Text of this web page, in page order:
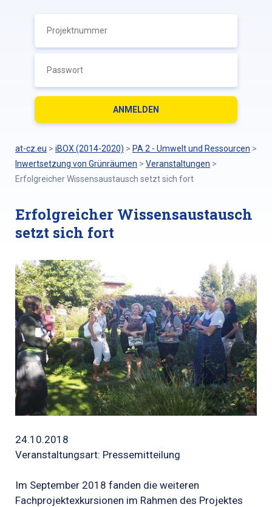
at-cz.eu > iBOX (2014-2020) > PA 2 - Umwelt und Ressourcen >
Inwertsetzung von Grünräumen > Veranstaltungen >
Erfolgreicher Wissensaustausch setzt sich fort
Erfolgreicher Wissensaustausch
setzt sich fort
24.10.2018
Veranstaltungsart: Pressemitteilung
Im September 2018 fanden die weiteren
Fachprojektexkursionen im Rahmen des Projektes